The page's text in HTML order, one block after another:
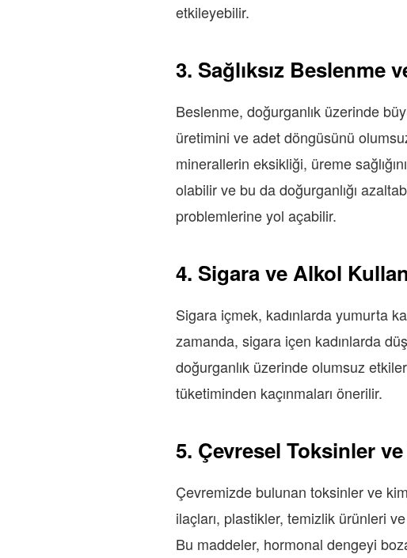
etkileyebilir.
3. Sağlıksız Beslenme
Beslenme, doğurganlık üzerinde
üretimini ve adet döngüsünü
minerallerin eksikliği, üreme
olabilir ve bu da doğurganlığı
problemlerine yol açabilir.
4. Sigara ve Alkol
Sigara içmek, kadınlarda yumurta
zamanda, sigara içen kadınlarda
doğurganlık üzerinde olumsuz
tüketiminden kaçınmaları önerilir.
5. Çevresel Toksinler
Çevremizde bulunan toksinler ve
ilaçları, plastikler, temizlik ürünleri
Bu maddeler, hormonal dengeyi